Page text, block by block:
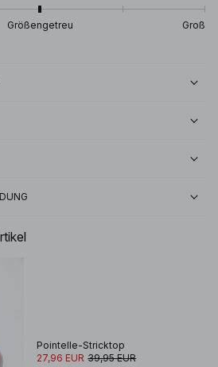
Größengetreu Groß
Pointelle-Stricktop
27,96 EUR 39,95 EUR